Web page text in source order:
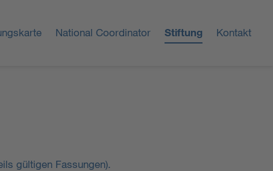
National Coordinator Stiftung Kontakt
gültigen Fassungen).